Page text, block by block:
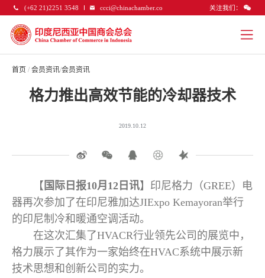
(+62 21)2251 3548 ccci@chinachamber.co 关注我们：
首页 / 会员资讯/会员资讯
格力推出高效节能的冷却器技术
2019.10.12
【 国际日报10月12日讯】印尼格力（GREE）电
器再次参加了在印尼雅加达JIExpo Kemayoran举行
的印尼制冷和暖通空调活动。
在这次汇集了HVACR行业领先公司的展览中，
格力展示了其作为一家始终在HVAC系统中展示新
技术思想和创新公司的实力。